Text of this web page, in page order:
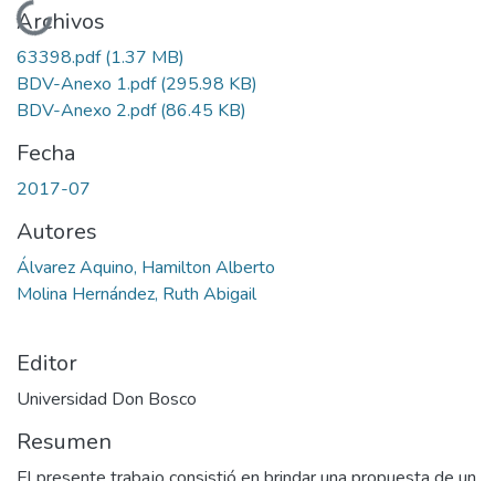
Cargando...
Archivos
63398.pdf(1.37 MB)
BDV-Anexo 1.pdf(295.98 KB)
BDV-Anexo 2.pdf(86.45 KB)
Fecha
2017-07
Autores
Álvarez Aquino, Hamilton Alberto
Molina Hernández, Ruth Abigail
Editor
Universidad Don Bosco
Resumen